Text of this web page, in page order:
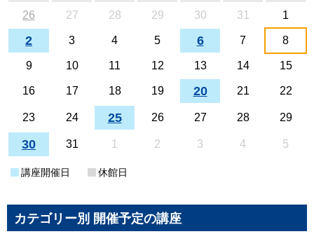
26
27 28 29 30 31 1
2 3 4 5 6 7 8
9 10 11 12 13 14 15
16 17 18 19 20 21 22
23 24 25 26 27 28 29
30 31 1 2 3 4 5
講座開催日 休館日
カテゴリー別 開催予定の講座